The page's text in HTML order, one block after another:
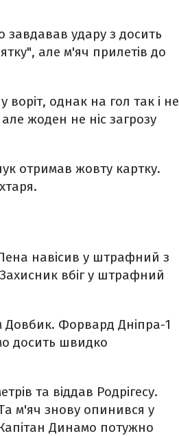
удару з досить
але м'яч прилетів до
однак на гол так і не
жоден не ніс загрозу
отримав жовту картку.
навісив у штрафний з
вбіг у штрафний
Довбик. Форвард Дніпра-1
досить швидко
та віддав Родрігесу.
м'яч знову опинився у
Динамо потужно